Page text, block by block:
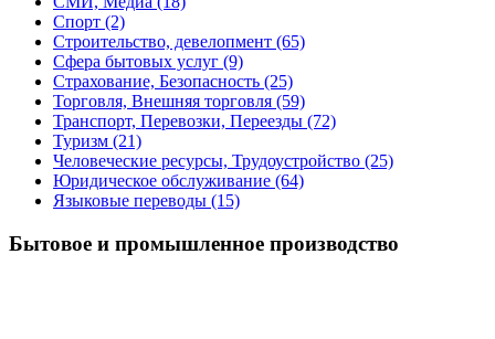
Спорт (2)
Строительство, девелопмент (65)
Сфера бытовых услуг (9)
Страхование, Безопасность (25)
Торговля, Внешняя торговля (59)
Транспорт, Перевозки, Переезды (72)
Туризм (21)
Человеческие ресурсы, Трудоустройство (25)
Юридическое обслуживание (64)
Языковые переводы (15)
Бытовое и промышленное производство